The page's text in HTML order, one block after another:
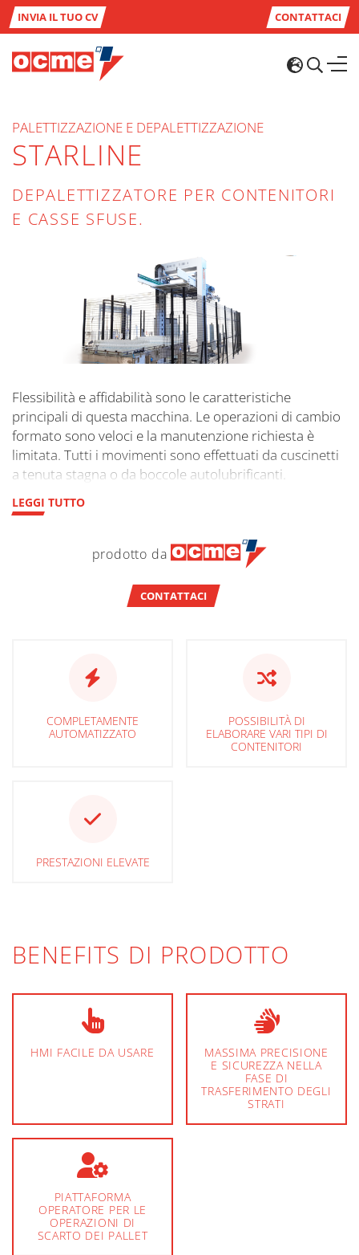
INVIA IL TUO CV CONTATTACI
PALETTIZZAZIONE E DEPALETTIZZAZIONE
STARLINE
DEPALETTIZZATORE PER CONTENITORI
E CASSE SFUSE.
Flessibilità e affidabilità sono le caratteristiche
principali di questa macchina. Le operazioni di cambio
formato sono veloci e la manutenzione richiesta è
limitata. Tutti i movimenti sono effettuati da cuscinetti
a tenuta stagna o da boccole autolubrificanti.
LEGGI TUTTO
prodotto da
CONTATTACI
COMPLETAMENTE
AUTOMATIZZATO
POSSIBILITÀ DI
ELABORARE VARI TIPI DI
CONTENITORI
PRESTAZIONI ELEVATE
BENEFITS DI PRODOTTO
HMI FACILE DA USARE
MASSIMA PRECISIONE
E SICUREZZA NELLA
FASE DI
TRASFERIMENTO DEGLI
STRATI
PIATTAFORMA
OPERATORE PER LE
OPERAZIONI DI
SCARTO DEI PALLET